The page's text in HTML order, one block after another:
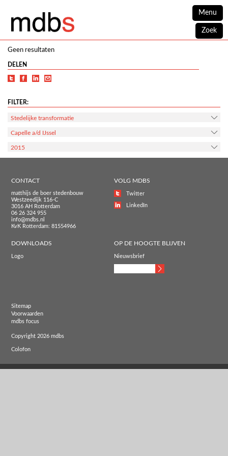
Menu
Zoek
Geen resultaten
DELEN
FILTER:
Stedelijke transformatie
Capelle a/d IJssel
2015
CONTACT
matthijs de boer stedenbouw
Westzeedijk 116-C
3016 AH Rotterdam
06 26 324 955
info@mdbs.nl
KvK Rotterdam: 81554966
VOLG MDBS
Twitter
LinkedIn
DOWNLOADS
Logo
OP DE HOOGTE BLIJVEN
Nieuwsbrief
Sitemap
Voorwaarden
mdbs focus
Copyright 2026 mdbs
Colofon